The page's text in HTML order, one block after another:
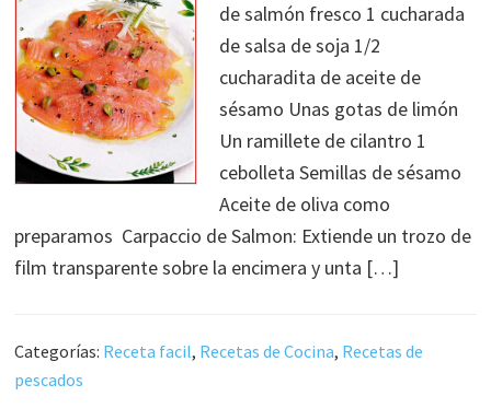
de salmón fresco 1 cucharada
de salsa de soja 1/2
cucharadita de aceite de
sésamo Unas gotas de limón
Un ramillete de cilantro 1
cebolleta Semillas de sésamo
Aceite de oliva como
preparamos Carpaccio de Salmon: Extiende un trozo de
film transparente sobre la encimera y unta […]
Categorías: Receta facil, Recetas de Cocina, Recetas de
pescados